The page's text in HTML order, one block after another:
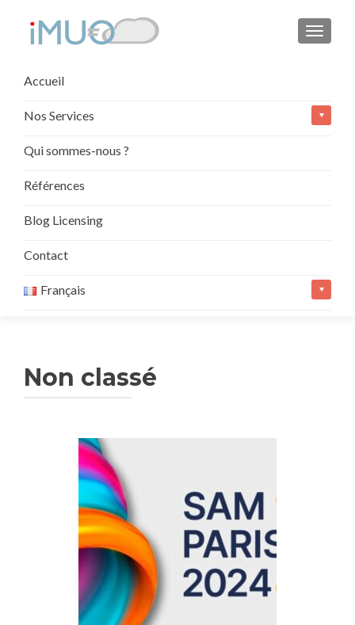
au
principal
Accueil
Nos Services
Qui sommes-nous ?
Références
Blog Licensing
Contact
Français
Non classé